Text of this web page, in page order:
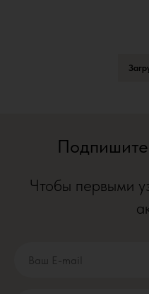
Чтобы первыми